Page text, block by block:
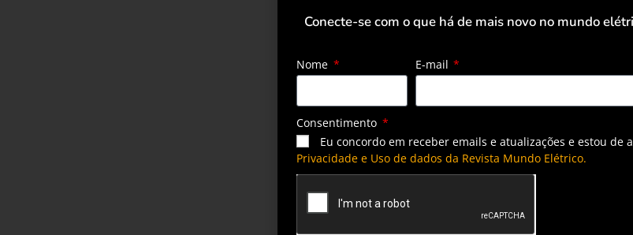
Conecte-se com o que há de mais novo no mundo
Nome E-mail
Consentimento
Eu concordo em receber emails e atualizações e estou de
Privacidade e Uso de dados da Revista Mundo Elétrico.